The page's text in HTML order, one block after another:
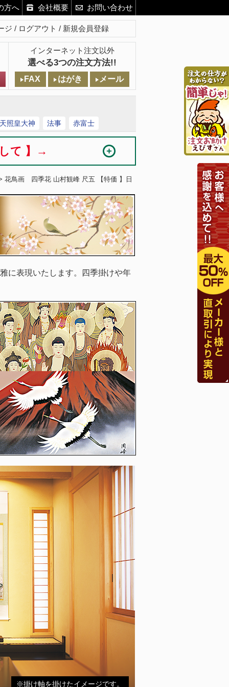
方へ 会社概要 お問い合わせ
ジ ログアウト 新規会員登録
インターネット注文以外
選べる3つの注文方法!!
FAX はがき メール
照皇大神 法事 赤富士
して 】→
花鳥画 四季花 山村観峰 尺五 【特価 】日
に表現いたします。四季掛けや年
※掛け軸を掛けたイメージです。